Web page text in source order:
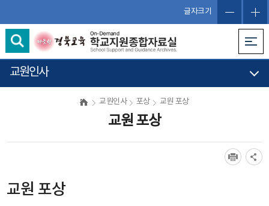
글자크기
교원인사
교원인사 포상 교원 포상
교원 포상
교원 포상